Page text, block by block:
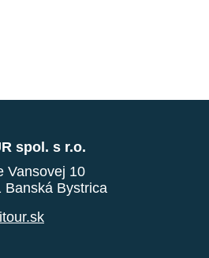
spol. s r.o.
Vansovej 10
Banská Bystrica